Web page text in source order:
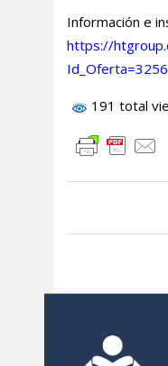
Información e
https://
191 total